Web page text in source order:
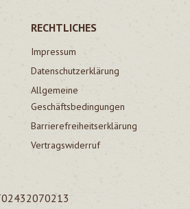
RECHTLICHES
Impressum
Datenschutzerklärung
Allgemeine
Geschäftsbedingungen
Barrierefreiheitserklärung
Vertragswiderruf